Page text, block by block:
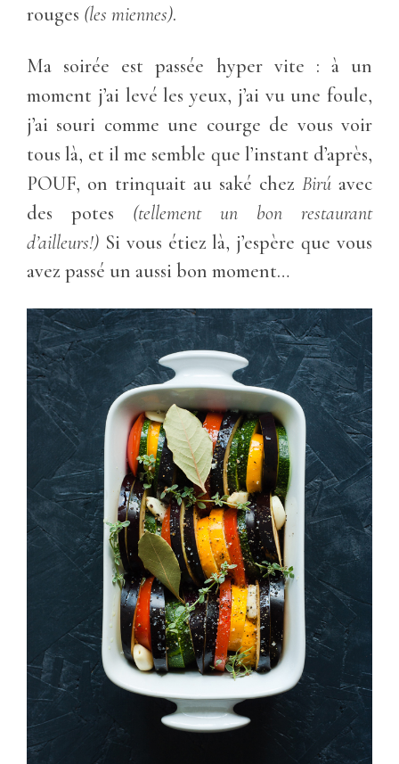
rouges (les miennes).
Ma soirée est passée hyper vite : à un
moment j’ai levé les yeux, j’ai vu une foule,
j’ai souri comme une courge de vous voir
tous là, et il me semble que l’instant d’après,
POUF, on trinquait au saké chez Birú avec
des potes (tellement un bon restaurant
d’ailleurs!) Si vous étiez là, j’espère que vous
avez passé un aussi bon moment…